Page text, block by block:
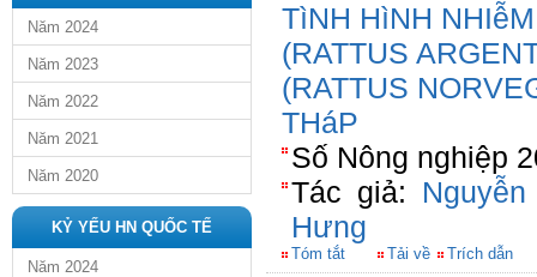
Năm 2024
Năm 2023
Năm 2022
Năm 2021
Năm 2020
KỶ YẾU HN QUỐC TẾ
Năm 2024
TìNH HìNH
(RATTUS
(RATTUS
THáP
Số Nông nghiệp
Tác giả:
Hưng
Tóm tắt Tải về Trích dẫn